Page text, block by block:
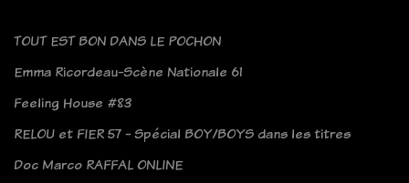
TOUT EST BON DANS LE POCHON
Emma Ricordeau-Scène Nationale 61
Feeling House #83
RELOU et FIER 57 - Spécial BOY/BOYS dans les titres
Doc Marco RAFFAL ONLINE